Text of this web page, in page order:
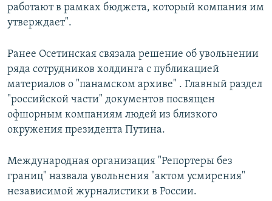
работают в рамках бюджета, который компания им
утверждает".
Ранее Осетинская связала решение об увольнении
ряда сотрудников холдинга с публикацией
материалов о "панамском архиве" . Главный раздел
"российской части" документов посвящен
офшорным компаниям людей из близкого
окружения президента Путина.
Международная организация "Репортеры без
границ" назвала увольнения "актом усмирения"
независимой журналистики в России.